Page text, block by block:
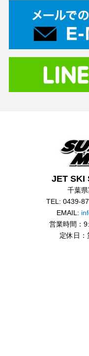
JET SKI
千葉
TEL: 0439-
EMAIL:
営業時間：
定休日